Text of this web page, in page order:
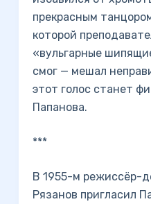
прекрасным
которой
«вульгарные
смог — мешал
этот голос станет
Папанова.
***
В 1955-м режиссёр-
Рязанов пригласил